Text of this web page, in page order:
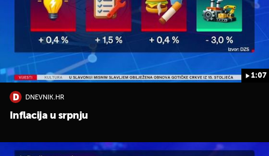
1:07
DNEVNIK.HR
Inflacija u srpnju